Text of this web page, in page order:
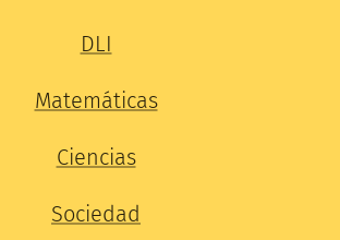
DLI
Matemáticas
Ciencias
Sociedad